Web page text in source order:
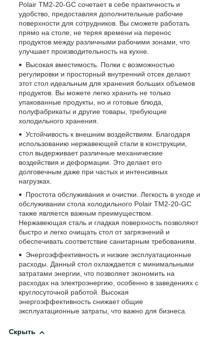
Polair ТМ2-20-GС сочетает в себе практичность и
удобство, предоставляя дополнительные рабочие
поверхности для сотрудников. Вы сможете работать
прямо на столе, не теряя времени на перенос
продуктов между различными рабочими зонами, что
улучшает производительность на кухне.
Высокая вместимость. Полки с возможностью
регулировки и просторный внутренний отсек делают
этот стол идеальным для хранения больших объемов
продуктов. Вы можете легко хранить не только
упакованные продукты, но и готовые блюда,
полуфабрикаты и другие товары, требующие
холодильного хранения.
Устойчивость к внешним воздействиям. Благодаря
использованию нержавеющей стали в конструкции,
стол выдерживает различные механические
воздействия и деформации. Это делает его
долговечным даже при частых и интенсивных
нагрузках.
Простота обслуживания и очистки. Легкость в уходе и
обслуживании стола холодильного Polair ТМ2-20-GС
также является важным преимуществом.
Нержавеющая сталь и гладкая поверхность позволяют
быстро и легко очищать стол от загрязнений и
обеспечивать соответствие санитарным требованиям.
Энергоэффективность и низкие эксплуатационные
расходы. Данный стол охлаждается с минимальными
затратами энергии, что позволяет экономить на
расходах на электроэнергию, особенно в заведениях с
круглосуточной работой. Высокая
энергоэффективность снижает общие
эксплуатационные затраты, что важно для бизнеса.
Скрыть